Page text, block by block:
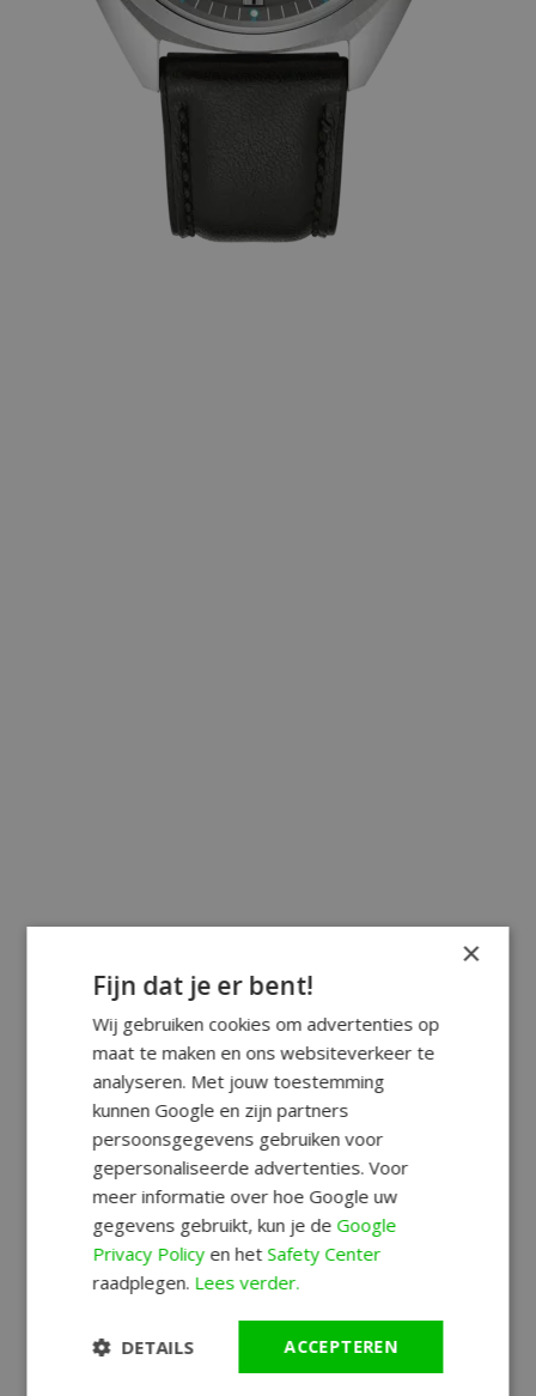
×
Fijn dat je er bent!
Wij gebruiken cookies om advertenties op
maat te maken en ons websiteverkeer te
analyseren. Met jouw toestemming
kunnen Google en zijn partners
persoonsgegevens gebruiken voor
gepersonaliseerde advertenties. Voor
meer informatie over hoe Google uw
gegevens gebruikt, kun je deGoogle
Privacy Policyen hetSafety Center
raadplegen. Lees verder.
ACCEPTEREN
DETAILS